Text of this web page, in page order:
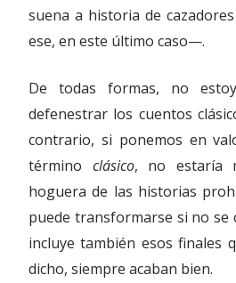
suena a historia de
ese, en este último caso—.
De todas formas, no
defenestrar los cuentos
contrario, si ponemos en
término clásico, no estaría
hoguera de las historias
puede transformarse si no se
incluye también esos finales
dicho, siempre acaban bien.